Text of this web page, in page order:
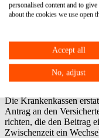
Durch Verschiebung
kommt es immer
bezogen werden. Für
dazu kommen, dass
werden, als dem
Die Krankenkassen
Antrag an den
richten, die den Beitrag
Zwischenzeit ein
personalised content and to
about the cookies we use open
Accept all
No, adjust